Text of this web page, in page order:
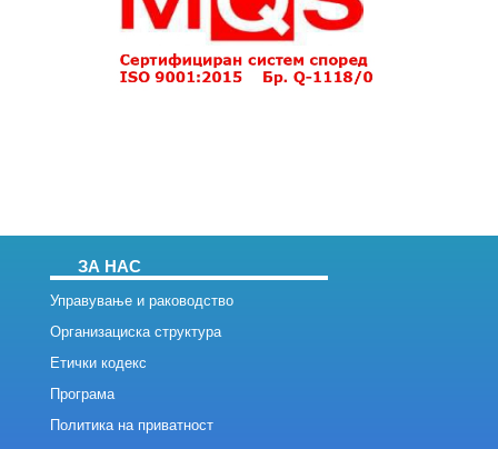
ЗА НАС
Управување и раководство
Организациска структура
Етички кодекс
Програма
Политика на приватност